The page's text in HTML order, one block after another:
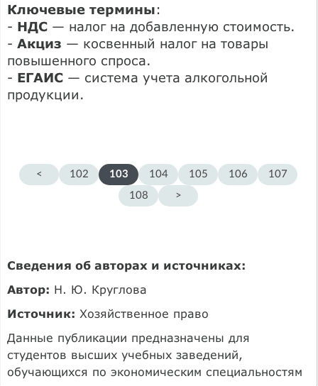
Ключевые термины:
- НДС — налог на добавленную стоимость.
- Акциз — косвенный налог на товары
повышенного спроса.
- ЕГАИС — система учета алкогольной
продукции.
< 102 103 104 105 106
107
108
>
Сведения об авторах и источниках:
Автор: Н. Ю. Круглова
Источник: Хозяйственное право
Данные публикации предназначены для
студентов высших учебных заведений,
обучающихся по экономическим специальностям